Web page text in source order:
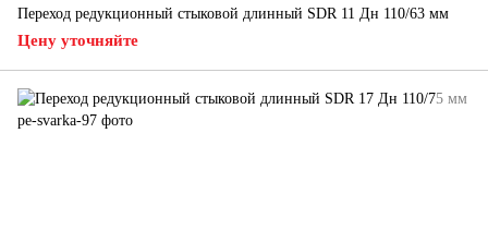
Переход редукционный стыковой длинный SDR 11 Дн 110/63 мм
Цену уточняйте